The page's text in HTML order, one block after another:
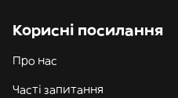
Корисні посилання
Про нас
Часті запитання